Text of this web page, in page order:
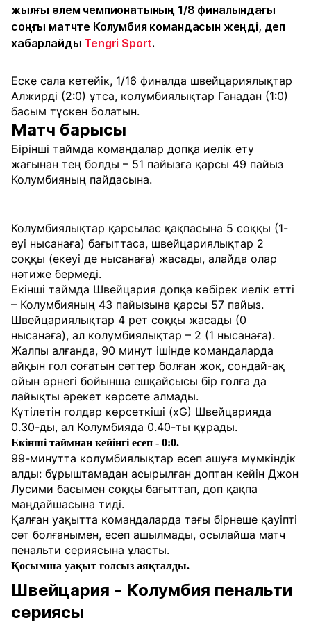
жылғы әлем чемпионатының 1/8 финалындағы
соңғы матчте Колумбия командасын жеңді, деп
хабарлайды Tengri Sport.
Еске сала кетейік, 1/16 финалда швейцариялықтар
Алжирді (2:0) ұтса, колумбиялықтар Ганадан (1:0)
басым түскен болатын.
Матч барысы
Бірінші таймда командалар допқа иелік ету
жағынан тең болды – 51 пайызға қарсы 49 пайыз
Колумбияның пайдасына.
Колумбиялықтар қарсылас қақпасына 5 соққы (1-
еуі нысанаға) бағыттаса, швейцариялықтар 2
соққы (екеуі де нысанаға) жасады, алайда олар
нәтиже бермеді.
Екінші таймда Швейцария допқа көбірек иелік етті
– Колумбияның 43 пайызына қарсы 57 пайыз.
Швейцариялықтар 4 рет соққы жасады (0
нысанаға), ал колумбиялықтар – 2 (1 нысанаға).
Жалпы алғанда, 90 минут ішінде командаларда
айқын гол соғатын сәттер болған жоқ, сондай-ақ
ойын өрнегі бойынша ешқайсысы бір голға да
лайықты әрекет көрсете алмады.
Күтілетін голдар көрсеткіші (xG) Швейцарияда
0.30-ды, ал Колумбияда 0.40-ты құрады.
Екінші таймнан кейінгі есеп - 0:0.
99-минутта колумбиялықтар есеп ашуға мүмкіндік
алды: бұрыштамадан асырылған доптан кейін Джон
Лусими басымен соққы бағыттап, доп қақпа
маңдайшасына тиді.
Қалған уақытта командаларда тағы бірнеше қауіпті
сәт болғанымен, есеп ашылмады, осылайша матч
пенальти сериясына ұласты.
Қосымша уақыт голсыз аяқталды.
Швейцария - Колумбия пенальти
сериясы